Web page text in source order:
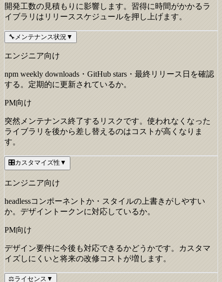
開発工数の見積もりに影響します。習得に時間がかかるラ
イブラリはリリーススケジュールを押し上げます。
🔧 メンテナンス状況 ▼
エンジニア向け
npm weekly downloads・GitHub stars・最終リリース日を確認
する。定期的に更新されているか。
PM向け
突然メンテナンス終了するリスクです。使われなくなった
ライブラリを後から差し替えるのはコストが高くなりま
す。
🎛️カスタマイズ性 ▼
エンジニア向け
headlessコンポーネントか・スタイルの上書きがしやすい
か。デザイントークンに対応しているか。
PM向け
デザイン要件に今後も対応できるかどうかです。カスタマ
イズしにくいと将来の改修コストが増します。
⚖️ライセンス ▼